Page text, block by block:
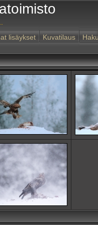
lisäykset Kuvatilaus